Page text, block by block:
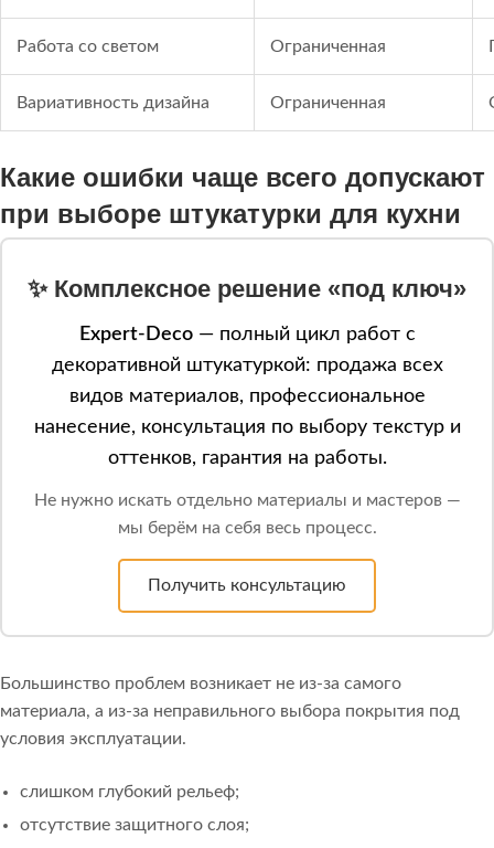
Работа со светом Ограниченная
Вариативность дизайна Ограниченная
Какие ошибки чаще всего допускают
при выборе штукатурки для кухни
✨ Комплексное решение «под ключ»
Expert-Deco— полный цикл работ с
декоративной штукатуркой: продажа всех
видов материалов, профессиональное
нанесение, консультация по выбору текстур и
оттенков, гарантия на работы.
Не нужно искать отдельно материалы и мастеров —
мы берём на себя весь процесс.
Получить консультацию
Большинство проблем возникает не из-за самого
материала, а из-за неправильного выбора покрытия под
условия эксплуатации.
слишком глубокий рельеф;
отсутствие защитного слоя;